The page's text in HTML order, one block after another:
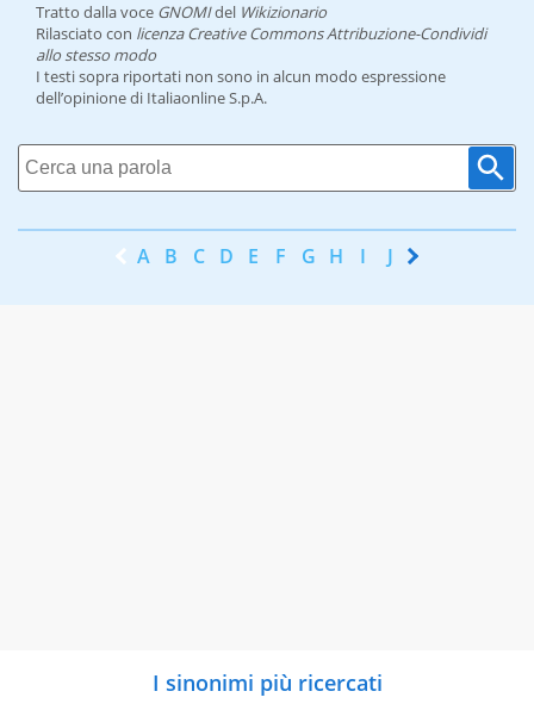
Tratto dalla voce GNOMIdel Wikizionario
Rilasciato con licenza Creative Commons Attribuzione-Condividi
allo stesso modo
I testi sopra riportati non sono in alcun modo espressione
dell’opinione di Italiaonline S.p.A.
A B C D E F G H I J K
I sinonimi più ricercati